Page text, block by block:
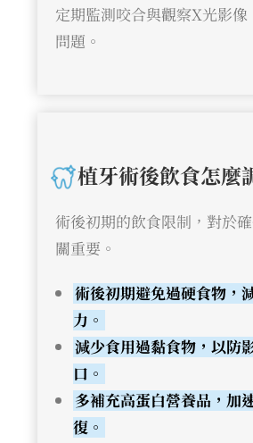
定期監測咬合與觀察X光影像
問題。
植牙術後飲食怎麼
術後初期的飲食限制，對於
關重要。
術後初期避免過硬食物，
力。
減少食用過黏食物，以防
口。
多補充高蛋白營養品，加
復。